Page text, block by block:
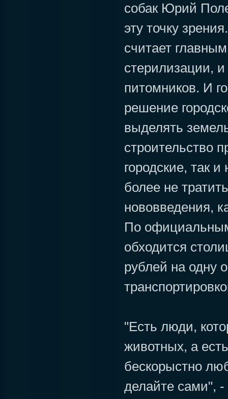
собак Юрий
эту точку
считает
стерилизации,
питомников. И
решение
выделять
строительство
городские, так
более не
нововведения,
По
обходится
рублей на одну
"Есть люди,
животных, а
бескорыстно
делайте сами", -